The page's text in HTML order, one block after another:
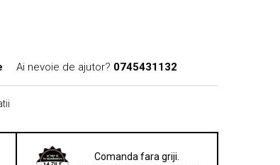
Ai nevoie de ajutor? 0745431132
Comanda fara griji.